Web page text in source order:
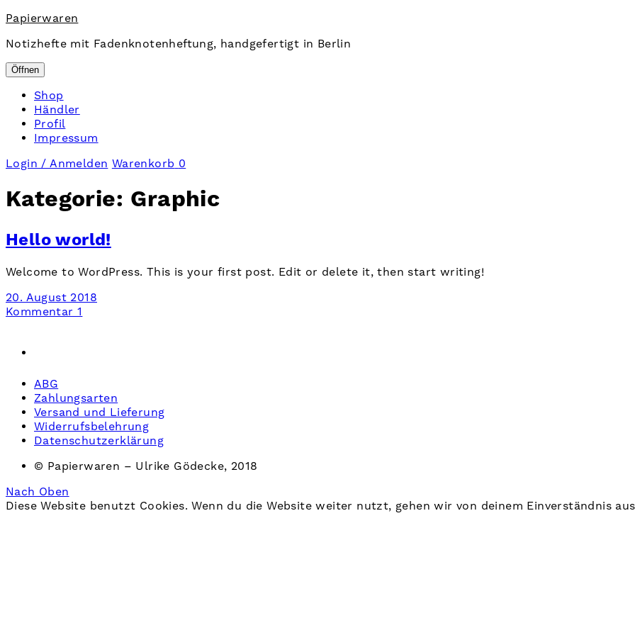
Papierwaren
Notizhefte mit Fadenknotenheftung, handgefertigt in Berlin
Öffnen
Shop
Händler
Profil
Impressum
Login / Anmelden Warenkorb 0
Kategorie: Graphic
Hello world!
Welcome to WordPress. This is your first post. Edit or delete it, then start writing!
20. August 2018
Kommentar 1
ABG
Zahlungsarten
Versand und Lieferung
Widerrufsbelehrung
Datenschutzerklärung
© Papierwaren – Ulrike Gödecke, 2018
Nach Oben
Diese Website benutzt Cookies. Wenn du die Website weiter nutzt, gehen wir von deinem Einverständnis